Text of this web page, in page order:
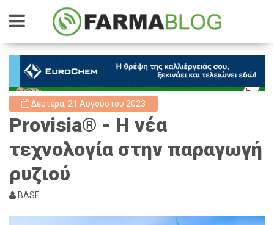
Δευτέρα, 21 Αυγούστου 2023
Provisia® - Η νέα
τεχνολογία στην παραγωγή
ρυζιού
BASF